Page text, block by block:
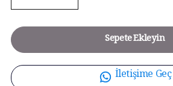
Sepete Ekleyin
İletişime Geç